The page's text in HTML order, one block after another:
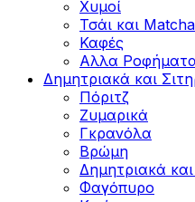
Χυμοί
Τσάι και Matcha
Καφές
Αλλα
Δημητριακά και
Πόριτζ
Ζυμαρικά
Γκρανόλα
Βρώμη
Δημητριακά
Φαγόπυρο